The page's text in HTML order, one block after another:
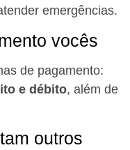
emergências.
vocês
de pagamento:
e débito, além de
outros